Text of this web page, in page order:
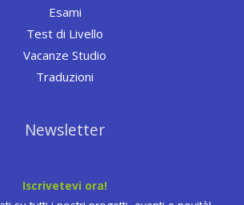
Esami
Test di Livello
Vacanze Studio
Traduzioni
Newsletter
Iscrivetevi ora!